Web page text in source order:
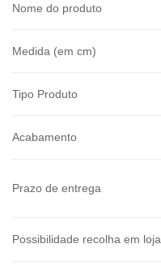
Nome do produto
Medida (em cm)
Tipo Produto
Acabamento
Prazo de entrega
Possibilidade recolha em loja